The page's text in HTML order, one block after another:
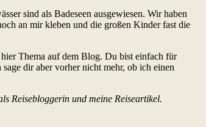
sind als Badeseen ausgewiesen. Wir haben
an mir kleben und die großen Kinder fast die
Thema auf dem Blog. Du bist einfach für
dir aber vorher nicht mehr, ob ich einen
Reisebloggerin und meine Reiseartikel.